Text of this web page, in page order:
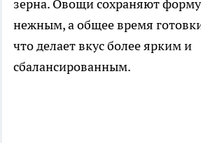
зерна. Овощи сохраняют
нежным, а общее время
что делает вкус более ярким и
сбалансированным.